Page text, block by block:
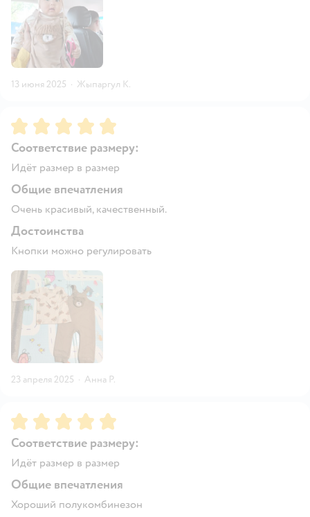
13 июня 2025 · Жыпаргул К.
Рейтинг:5
Соответствие размеру:
Идёт размер в размер
Общие впечатления
Очень красивый, качественный.
Достоинства
Кнопки можно регулировать
23 апреля 2025 · Анна Р.
Рейтинг:5
Соответствие размеру:
Идёт размер в размер
Общие впечатления
Хороший полукомбинезон